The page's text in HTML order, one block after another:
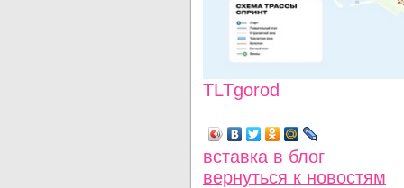
TLTgorod
вставка в блог
вернуться к новостям